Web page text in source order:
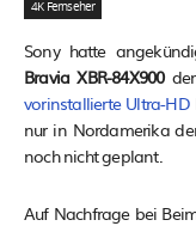
4K Fernseher
Sony hatte
Bravia XBR-84X900
vorinstallierte Ultra-HD
nur in Nordamerika
noch nicht geplant.
Auf Nachfrage bei